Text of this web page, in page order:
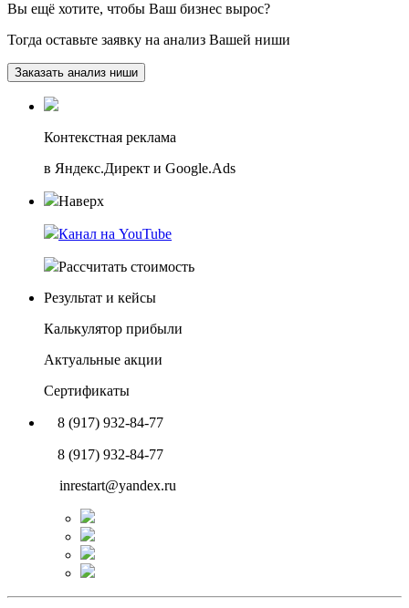
Вы ещё хотите, чтобы Ваш бизнес вырос?
Тогда оставьте заявку на анализ Вашей ниши
Заказать анализ ниши
Контекстная реклама
в Яндекс.Директ и Google.Ads
Наверх
Канал на YouTube
Рассчитать стоимость
Результат и кейсы
Калькулятор прибыли
Актуальные акции
Сертификаты
8 (917) 932-84-77
8 (917) 932-84-77
inrestart@yandex.ru